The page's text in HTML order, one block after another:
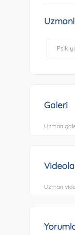
Galeri
Uzman
Uzman